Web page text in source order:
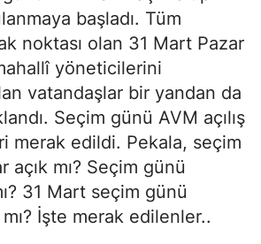
başladı. Tüm
noktası olan 31 Mart Pazar
yöneticilerini
vatandaşlar bir yandan da
Seçim günü AVM açılış
merak edildi. Pekala, seçim
açık mı? Seçim günü
31 Mart seçim günü
mı? İşte merak edilenler..